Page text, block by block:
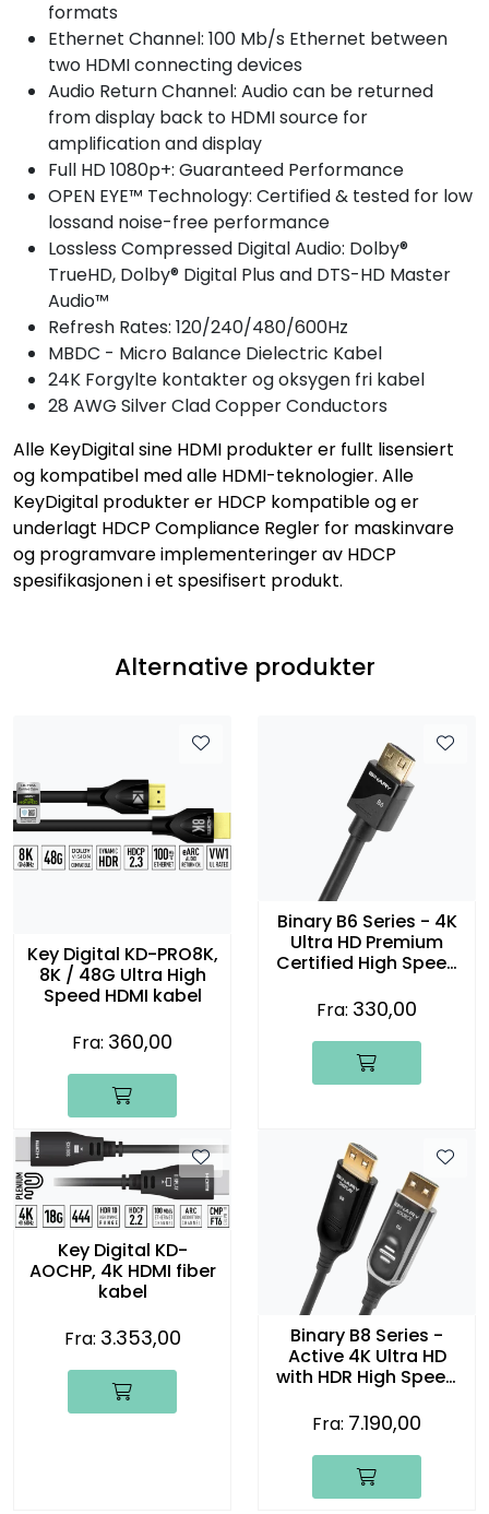
formats
Ethernet Channel: 100 Mb/s Ethernet between
two HDMI connecting devices
Audio Return Channel: Audio can be returned
from display back to HDMI source for
amplification and display
Full HD 1080p+: Guaranteed Performance
OPEN EYE™ Technology: Certified & tested for low
lossand noise-free performance
Lossless Compressed Digital Audio: Dolby®
TrueHD, Dolby® Digital Plus and DTS-HD Master
Audio™
Refresh Rates: 120/240/480/600Hz
MBDC - Micro Balance Dielectric Kabel
24K Forgylte kontakter og oksygen fri kabel
28 AWG Silver Clad Copper Conductors
Alle KeyDigital sine HDMI produkter er fullt lisensiert
og kompatibel med alle HDMI-teknologier. Alle
KeyDigital produkter er HDCP kompatible og er
underlagt HDCP Compliance Regler for maskinvare
og programvare implementeringer av HDCP
spesifikasjonen i et spesifisert produkt.
Alternative produkter
Key Digital KD-PRO8K,
8K / 48G Ultra High
Speed HDMI kabel
Fra: 360,00
Binary B6 Series - 4K
Ultra HD Premium
Certified High Speed
GripTek
Fra: 330,00
Key Digital KD-
AOCHP, 4K HDMI fiber
kabel
Fra: 3.353,00
Binary B8 Series -
Active 4K Ultra HD
with HDR High Speed
Cables
Fra: 7.190,00